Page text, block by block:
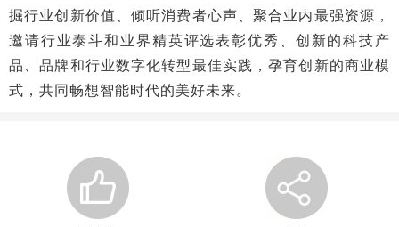
掘行业创新价值、倾听消费者心声、聚合业内最强资源，
邀请行业泰斗和业界精英评选表彰优秀、创新的科技产
品、品牌和行业数字化转型最佳实践，孕育创新的商业模
式，共同畅想智能时代的美好未来。